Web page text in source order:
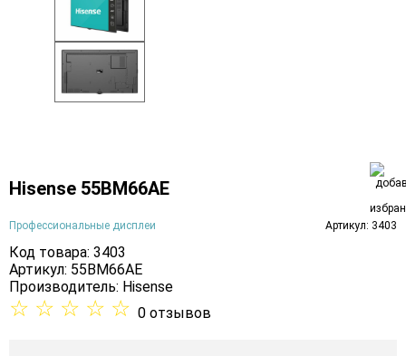
Hisense 55BM66AE
Профессиональные дисплеи Артикул: 3403
Код товара: 3403
Артикул: 55BM66AE
Производитель: Hisense
☆ ☆ ☆ ☆ ☆ 0 отзывов